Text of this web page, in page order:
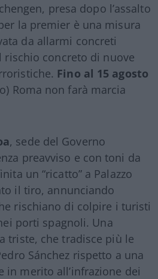
presa dopo l’assalto
la premier è una misura
da allarmi concreti
rischio concreto di nuove
Fino al 15 agosto
Roma non farà marcia
, sede del Governo
preavviso e con toni da
un “ricatto” a Palazzo
il tiro, annunciando
rischiano di colpire i turisti
porti spagnoli. Una
triste, che tradisce più le
Sánchez rispetto a una
in merito all’infrazione dei